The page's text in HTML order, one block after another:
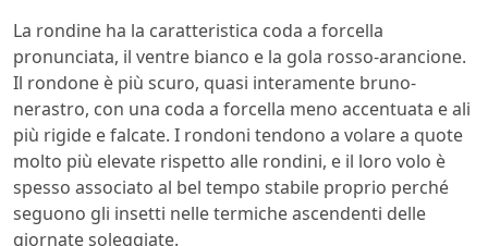
La rondine ha la caratteristica coda a forcella
pronunciata, il ventre bianco e la gola rosso-arancione.
Il rondone è più scuro, quasi interamente bruno-
nerastro, con una coda a forcella meno accentuata e ali
più rigide e falcate. I rondoni tendono a volare a quote
molto più elevate rispetto alle rondini, e il loro volo è
spesso associato al bel tempo stabile proprio perché
seguono gli insetti nelle termiche ascendenti delle
giornate soleggiate.